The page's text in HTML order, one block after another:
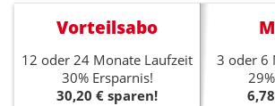
Vorteilsabo
12 oder 24 Monate Laufzeit
30% Ersparnis!
30,20 € sparen!
3 oder 6